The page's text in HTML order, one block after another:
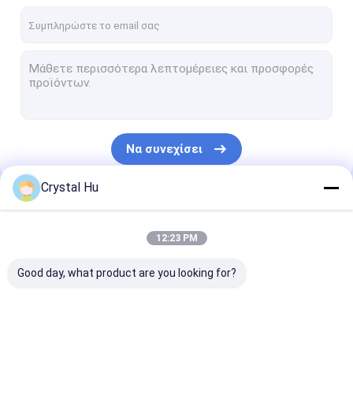
πλυντήριο μπουκαλιών
Γεμίζοντας και σφραγίζοντας μηχανή σωλήνων
Εμφιαλώνοντας γραμμή παραγωγής
Μηχανή συσκευασίας συνήθειας
κονσερβοποιώντας μηχανή μπουκαλιών
Να συνεχίσει
Οι Κατηγορίες Μας
Crystal Hu
12:23 PM
Good day, what product are you looking for?